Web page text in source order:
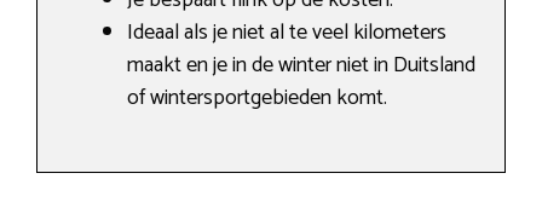
Ideaal als je niet al te veel kilometers
maakt en je in de winter niet in Duitsland
of wintersportgebieden komt.